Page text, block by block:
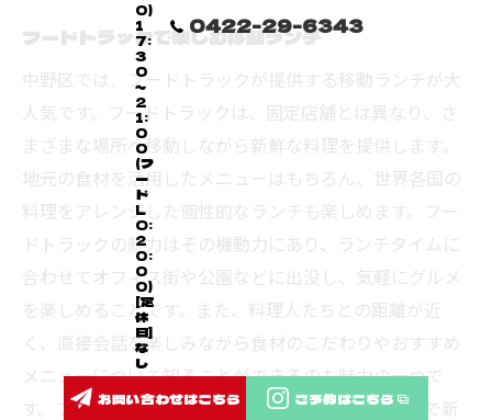
フードトラックで楽しむ移動ランチ
中野区では、フードトラックが提供する移動ランチが大
人気です。フードトラックは、固定店舗とは異なり、さ
まざまな場所へ移動しながら新鮮な料理を提供します。
地元の食材を活用したメニューはもちろん、世界各国の
料理をアレンジした個性的なランチも楽しめます。フー
ドトラックの魅力はその機動力にあり、ランチタイムに
合わせてオフィス街や公園などに出没し、気軽にグルメ
を楽しめることです。また、料理人たちとの距離が近
く、直接会話を楽しみながら食材のこだわりやおすすめ
メニューについて知ることができるのも魅力の一つで
す。フードトラックでのランチは、忙しい日常の中で新
0422-29-6343
0)
1
7:
3
0
～
2
1:
0
0
(フ
ー
ド
L
O:
2
0:
0
0)
[定
休
日]
な
し
お問い合わせはこちら ご予約はこちら